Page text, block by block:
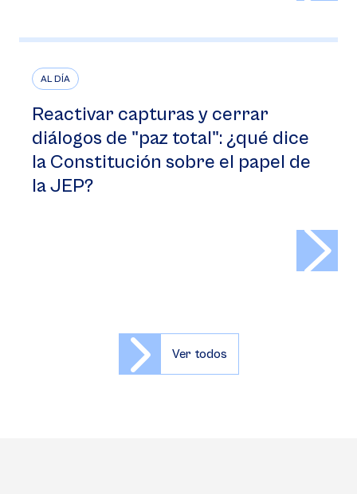
AL DÍA
Reactivar capturas y cerrar
diálogos de "paz total": ¿qué dice
la Constitución sobre el papel de
la JEP?
Ver todos